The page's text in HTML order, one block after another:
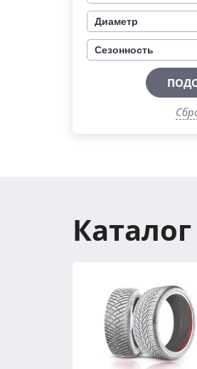
Диаметр
Сезонность
Каталог